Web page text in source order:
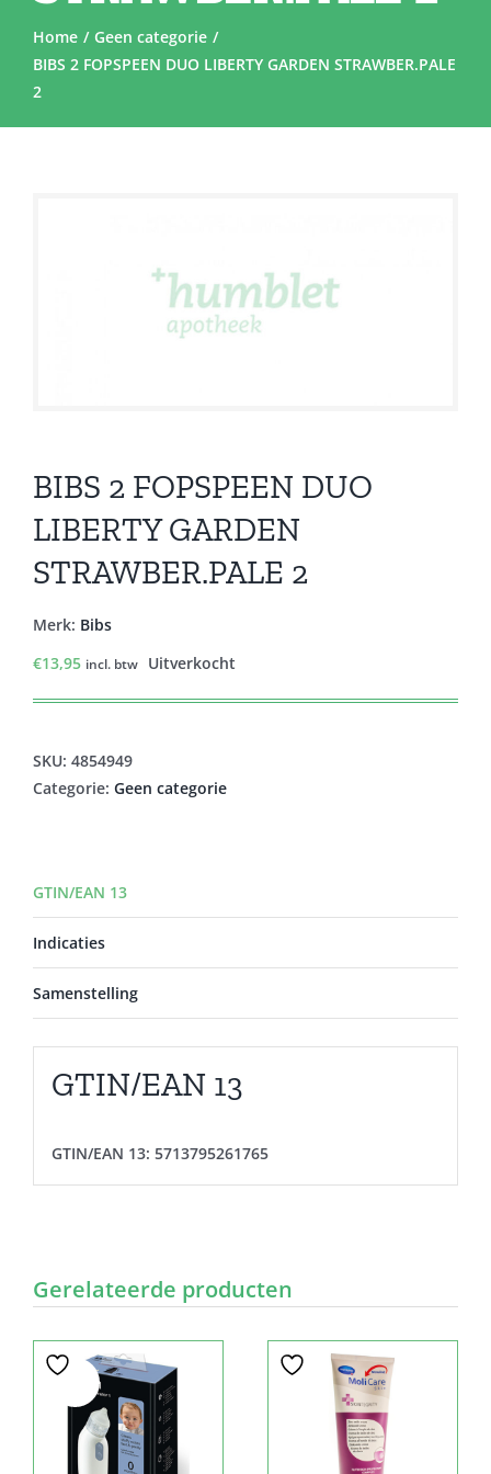
Home
Geen categorie
BIBS 2 FOPSPEEN DUO LIBERTY GARDEN STRAWBER.PALE
2
BIBS 2 FOPSPEEN DUO
LIBERTY GARDEN
STRAWBER.PALE 2
Merk: Bibs
€13,95 incl. btw Uitverkocht
SKU: 4854949
Categorie: Geen categorie
GTIN/EAN 13
Indicaties
Samenstelling
GTIN/EAN 13
GTIN/EAN 13: 5713795261765
Gerelateerde producten
Sale!